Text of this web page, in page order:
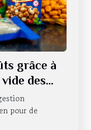
grâce à
des
pour de